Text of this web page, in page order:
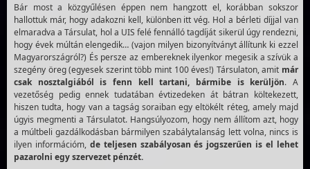
Bár most a közgyűlésen éppen nem hangzott el, korábban sokszor
hallottuk már, hogy adakozni kell, különben itt vég. Hol a bérleti díjjal van
elmaradva a Társulat, hol a UIS felé fennálló tagdíját sikerül úgy rendezni,
hogy évek múltán elengedik… (vajon milyen bizonyítványt állítunk ki ezzel
Magyarországról?) És persze az embereknek ilyenkor megesik a szívük a
szegény öreg (egyesek szerint több mint 100 éves!) Társulaton, amit már
csak nosztalgiából is fenn kell tartani, bármibe is kerüljön. A
vezetőség pedig ennek tudatában évtizedeken át bátran költekezett,
hiszen tudta, hogy van a tagság soraiban egy eltökélt réteg, amely majd
úgyis megmenti a Társulatot. Hangsúlyozom, hogy nem állítom azt, hogy
a múltbeli gazdálkodásban bármilyen szabálytalanság lett volna, nincs is
ilyen információm, de teljesen szabályosan és jogszerűen is el lehet
pazarolni egy szervezet pénzét.